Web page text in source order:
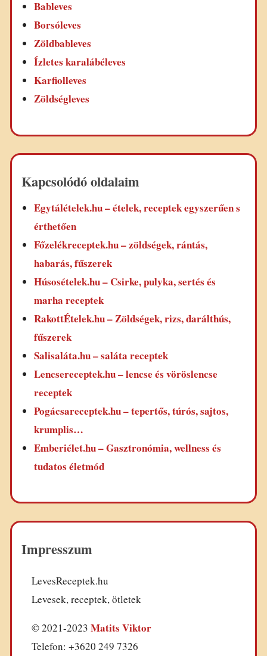
Bableves
Borsóleves
Zöldbableves
Ízletes karalábéleves
Karfiolleves
Zöldségleves
Kapcsolódó oldalaim
Egytálételek.hu – ételek, receptek egyszerűen s
érthetően
Főzelékreceptek.hu – zöldségek, rántás,
habarás, fűszerek
Húsosételek.hu – Csirke, pulyka, sertés és
marha receptek
RakottÉtelek.hu – Zöldségek, rizs, darálthús,
fűszerek
Salisaláta.hu – saláta receptek
Lencsereceptek.hu – lencse és vöröslencse
receptek
Pogácsareceptek.hu – tepertős, túrós, sajtos,
krumplis…
Emberiélet.hu – Gasztronómia, wellness és
tudatos életmód
Impresszum
LevesReceptek.hu
Levesek, receptek, ötletek
© 2021-2023 Matits Viktor
Telefon: +3620 249 7326